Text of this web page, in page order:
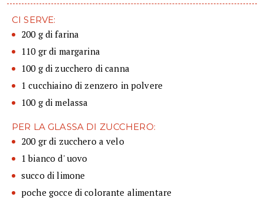
CI SERVE:
200 g di farina
110 gr di margarina
100 g di zucchero di canna
1 cucchiaino di zenzero in polvere
100 g di melassa
PER LA GLASSA DI ZUCCHERO:
200 gr di zucchero a velo
1 bianco d' uovo
succo di limone
poche gocce di colorante alimentare